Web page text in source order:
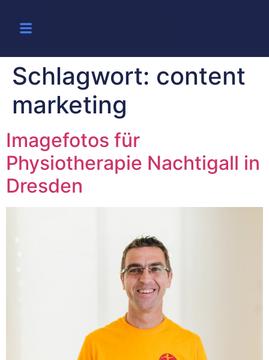
Schlagwort: content
marketing
Imagefotos für
Physiotherapie Nachtigall in
Dresden